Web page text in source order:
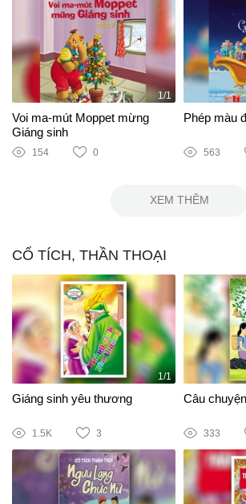
1/1
Voi ma-mút Moppet mừng
Giáng sinh
154 0
Phép màu
563
XEM THÊM
CỔ TÍCH, THẦN THOẠI
1/1
Giáng sinh yêu thương
1.5K 3
Câu
333